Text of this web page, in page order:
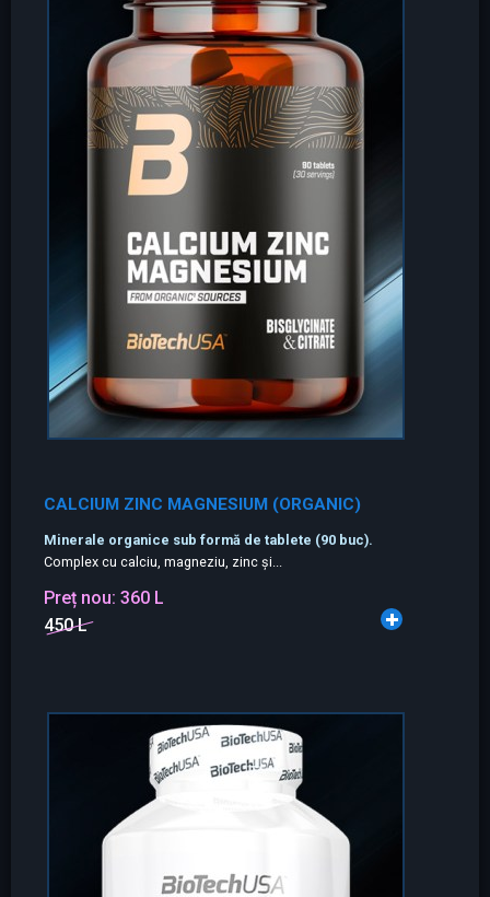
CALCIUM ZINC MAGNESIUM (ORGANIC)
Minerale organice sub formă de tablete (90 buc).
Complex cu calciu, magneziu, zinc și...
Preț nou: 360 L
450 L